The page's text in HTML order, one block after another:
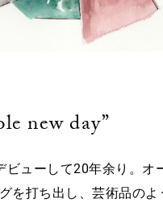
new day”
ビューして20年余り。オ
を打ち出し、芸術品の